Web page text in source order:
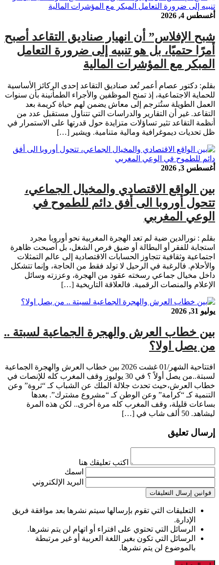
أغسطس 4, 2026
شبح الإفلاس” أن انهيار صناديق التقاعد أصبح
أمرًا حتميًا، بل هو تنبيه إلى ضرورة التعامل
المبكر مع المؤشرات المالية
بقلم: دكتور عصام أعمر تُعد صناديق التقاعد إحدى الركائز الأساسية
للحماية الاجتماعية، إذ تمنح الموظفين والأجراء الطمأنينة بأن سنوات
العمل الطويلة ستُترجم إلى معاش يضمن لهم حياة كريمة بعد
التقاعد. غير أن التقارير والدراسات التي تتناول مستقبل عدد من
أنظمة التقاعد تثير تساؤلات متزايدة حول قدرتها على الاستمرار في
ظل تحديات ديموغرافية ومالية متنامية. ويشير […]
أغسطس 3, 2026
بين الواقع الاقتصادي والمخيال الجماعي،
تتحول أوروبا الى أفق دائم للطموح في
الوعي المغربي
بقلم : نورالدين ضية لم تعد الهجرة المغربية نحو أوروبا مجرد
استجابة للفقر أو البطالة أو ضيق فرص الشغل، بل أصبحت ظاهرة
اجتماعية وثقافية تتجاوز الحسابات الاقتصادية إلى عالم التمثلات
والأحلام. فالرغبة في الرحيل لا تولد فقط من الحاجة، وإنما تتشكل
داخل مخيال جماعي رسخته عقود من الهجرة، وعززته وسائل
الإعلام والمنصات الرقمية. فالعلاقة التاريخية […]
يوليو 31, 2026
بين خطاب العرش والهجرة الجماعية لسبتة ..
من يصل اولا؟
افتتاحية الشهر/01 غشت 2026 بين خطاب العرش والهجرة الجماعية
لسبتة..من يصل أولاً ؟ في 30 يوليوز وقف المغرب كله للإنصات في
خطاب العرش،حيث تحدث جلالة الملك عن الشباب كـ “ثروة” وعن
التنمية كـ “كرامة” وعن الوطن كـ “مشروع مشترك”. بعدها
بساعات قليلة، وقف المغرب كله مرة أخرى.. لكن هذه المرة
ليشاهد. 50 ألف شاب في […]
إرسال تعليق
اكتب تعليقك هنا
اسمك
البريد الإلكتروني
قوانين إرسال التعليقات
التعليقات التي تقوم بإرسالها سيتم نشرها بعد موافقة فريق
الإدارة.
الرسائل التي تحتوي على افتراء أو اتهام لن يتم نشرها.
الرسائل التي تكون بغير اللغة العربية أو غير مرتبطة
بالموضوع لن يتم نشرها.